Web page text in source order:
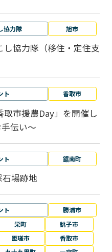
協力隊 旭市
し協力隊（移住・定住支
ト 香取市
取市援農Day」を開催し
伝い～
ト 鋸南町
場跡地
ト
勝浦市
栄町
銚子市
匝瑳市
香取市